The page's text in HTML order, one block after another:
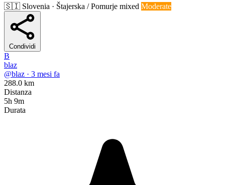
🇸🇮 Slovenia · Štajerska / Pomurje mixed Moderate
Condividi
B
blaz
@blaz · 3 mesi fa
288.0 km
Distanza
5h 9m
Durata